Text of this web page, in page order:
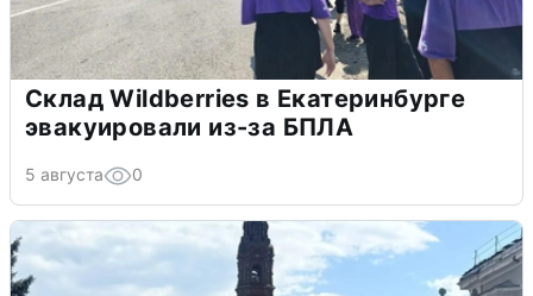
Склад Wildberries в Екатеринбурге
эвакуировали из-за БПЛА
5 августа 0